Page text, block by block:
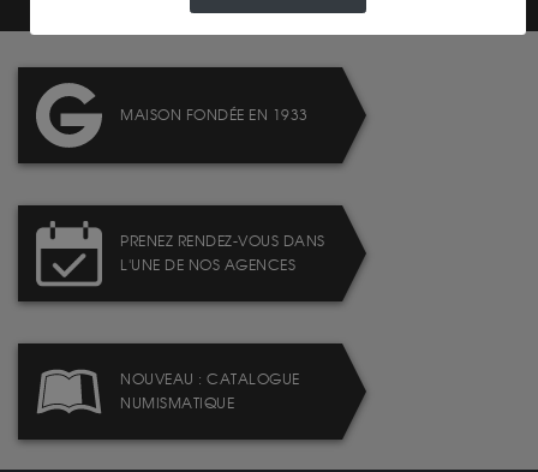
MAISON FONDÉE EN 1933
PRENEZ RENDEZ-VOUS DANS
L'UNE DE NOS AGENCES
NOUVEAU : CATALOGUE
NUMISMATIQUE